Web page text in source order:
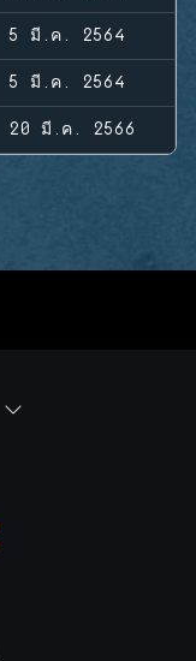
5 มี.ค. 2564
5 มี.ค. 2564
20 มี.ค. 2566